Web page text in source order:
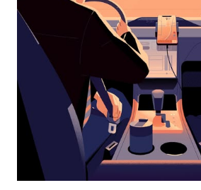
el
botón
escape
el
calendario.